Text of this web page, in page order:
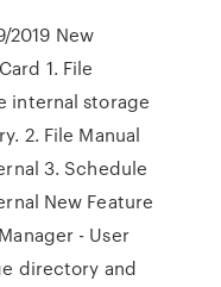
2019 New
1. File
internal storage
2. File Manual
3. Schedule
New Feature
- User
directory and